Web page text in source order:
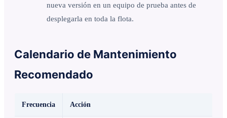
nueva versión en un equipo de prueba antes de
desplegarla en toda la flota.
Calendario de Mantenimiento
Recomendado
Frecuencia Acción